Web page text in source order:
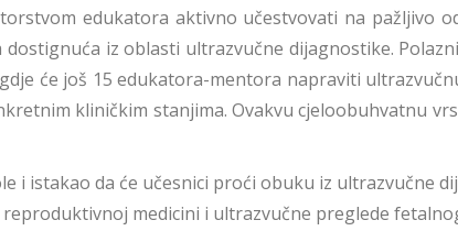
edukatora aktivno učestvovati na pažljivo
iz oblasti ultrazvučne dijagnostike.
će još 15 edukatora-mentora napraviti
kliničkim stanjima. Ovakvu cjeloobuhvatnu
i istakao da će učesnici proći obuku iz ultrazvučne
medicini i ultrazvučne preglede